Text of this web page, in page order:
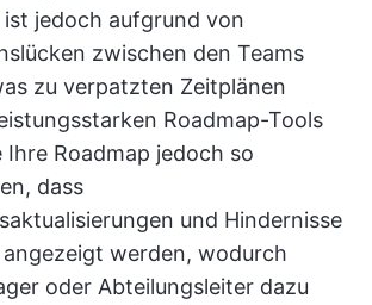
jedoch aufgrund von
zwischen den Teams
zu verpatzten Zeitplänen
Roadmap-Tools
Ihre Roadmap jedoch so
dass
und Hindernisse
werden, wodurch
oder Abteilungsleiter dazu